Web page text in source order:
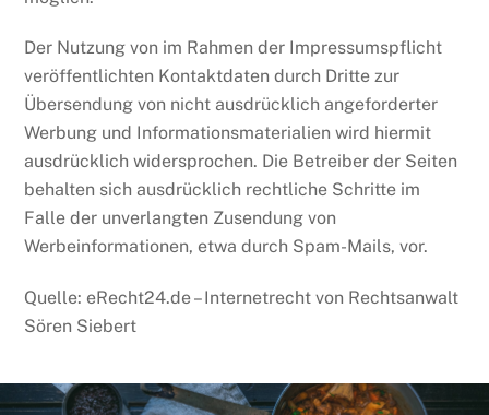
Der Nutzung von im Rahmen der Impressumspflicht
veröffentlichten Kontaktdaten durch Dritte zur
Übersendung von nicht ausdrücklich angeforderter
Werbung und Informationsmaterialien wird hiermit
ausdrücklich widersprochen. Die Betreiber der Seiten
behalten sich ausdrücklich rechtliche Schritte im
Falle der unverlangten Zusendung von
Werbeinformationen, etwa durch Spam-Mails, vor.
Quelle: eRecht24.de – Internetrecht von Rechtsanwalt
Sören Siebert